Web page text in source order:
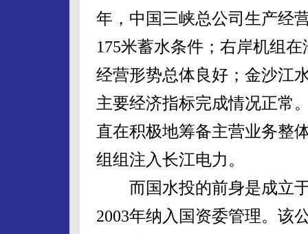
年，中国三峡总公司生产经
175米蓄水条件；右岸机组
经营形势总体良好；金沙江
主要经济指标完成情况正常
直在积极地筹备主营业务整
组组注入长江电力。
而国水投的前身是成立于
2003年纳入国资委管理。该